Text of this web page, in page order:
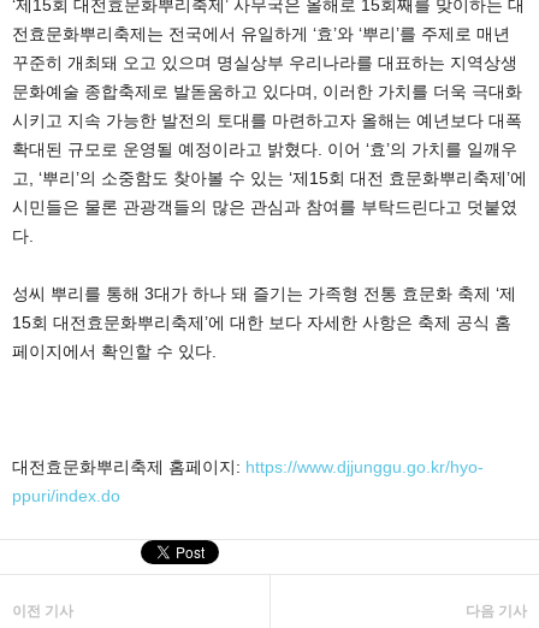
‘제15회 대전효문화뿌리축제’ 사무국은 올해로 15회째를 맞이하는 대
전효문화뿌리축제는 전국에서 유일하게 ‘효’와 ‘뿌리’를 주제로 매년
꾸준히 개최돼 오고 있으며 명실상부 우리나라를 대표하는 지역상생
문화예술 종합축제로 발돋움하고 있다며, 이러한 가치를 더욱 극대화
시키고 지속 가능한 발전의 토대를 마련하고자 올해는 예년보다 대폭
확대된 규모로 운영될 예정이라고 밝혔다. 이어 ‘효’의 가치를 일깨우
고, ‘뿌리’의 소중함도 찾아볼 수 있는 ‘제15회 대전 효문화뿌리축제’에
시민들은 물론 관광객들의 많은 관심과 참여를 부탁드린다고 덧붙였
다.
성씨 뿌리를 통해 3대가 하나 돼 즐기는 가족형 전통 효문화 축제 ‘제
15회 대전효문화뿌리축제’에 대한 보다 자세한 사항은 축제 공식 홈
페이지에서 확인할 수 있다.
대전효문화뿌리축제 홈페이지: https://www.djjunggu.go.kr/hyo-
ppuri/index.do
이전 기사 다음 기사